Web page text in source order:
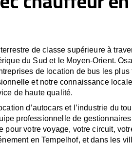
de classe supérieure à
du Sud et le Moyen-Orient.
de location de bus les
et notre connaissance
de haute qualité.
d’autocars et l’industrie du
professionnelle de
pour votre voyage, votre circuit,
en Tempelhof, et dans les